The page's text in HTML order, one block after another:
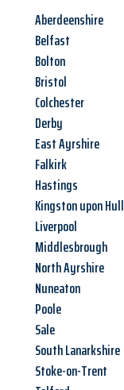
Aberdeenshire
Belfast
Bolton
Bristol
Colchester
Derby
East Ayrshire
Falkirk
Hastings
Kingston upon Hull
Liverpool
Middlesbrough
North Ayrshire
Nuneaton
Poole
Sale
South Lanarkshire
Stoke-on-Trent